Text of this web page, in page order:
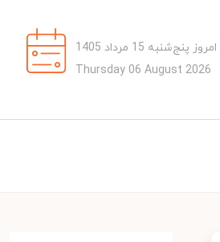
امروز پنج‌شنبه 15 مرداد 1405
Thursday 06 August 2026